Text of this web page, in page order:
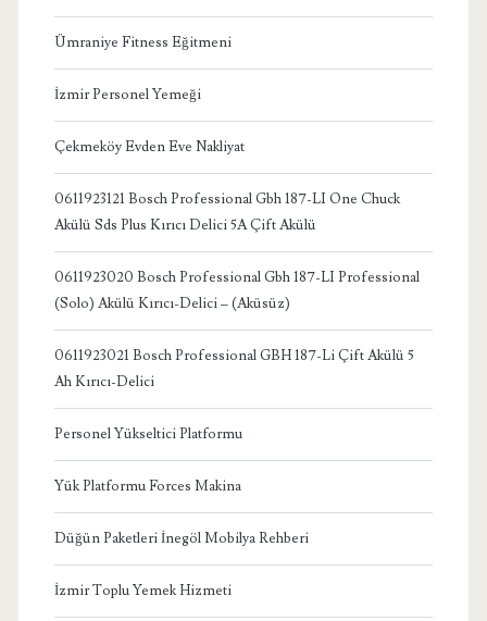
Ümraniye Fitness Eğitmeni
İzmir Personel Yemeği
Çekmeköy Evden Eve Nakliyat
0611923121 Bosch Professional Gbh 187-LI One Chuck
Akülü Sds Plus Kırıcı Delici 5A Çift Akülü
0611923020 Bosch Professional Gbh 187-LI Professional
(Solo) Akülü Kırıcı-Delici – (Aküsüz)
0611923021 Bosch Professional GBH 187-Li Çift Akülü 5
Ah Kırıcı-Delici
Personel Yükseltici Platformu
Yük Platformu Forces Makina
Düğün Paketleri İnegöl Mobilya Rehberi
İzmir Toplu Yemek Hizmeti